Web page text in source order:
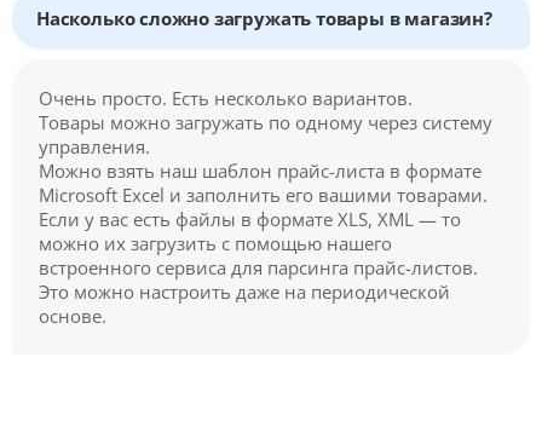
Насколько сложно загружать товары в магазин?
Очень просто. Есть несколько вариантов.
Товары можно загружать по одному через систему
управления.
Можно взять наш шаблон прайс-листа в формате
Microsoft Excel и заполнить его вашими товарами.
Если у вас есть файлы в формате XLS, XML — то
можно их загрузить с помощью нашего
встроенного сервиса для парсинга прайс-листов.
Это можно настроить даже на периодической
основе.